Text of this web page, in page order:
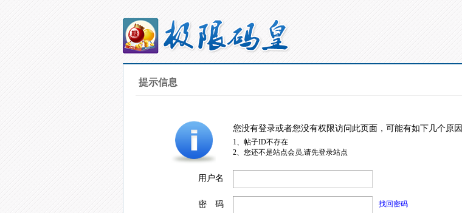
提示信息
您没有登录或者您没有权限访问此页面，可能有如下几个原因
1、帖子ID不存在
2、您还不是站点会员,请先登录站点
用户名
密 码 找回密码